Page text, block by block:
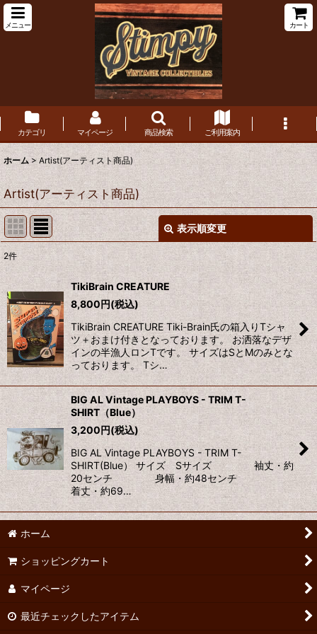
メニュー カート
カテゴリ マイページ 商品検索 ご利用案内
ホーム > Artist(アーティスト商品)
Artist(アーティスト商品)
表示順変更
表示数:
在庫あり
並び順:
絞り込む
2件
TikiBrain CREATURE
8,800円(税込)
TikiBrain CREATURE Tiki-Brain氏の箱入りTシャ
ツ＋おまけ付きとなっております。 お洒落なデザ
インの半漁人ロンTです。 サイズはSとMのみとな
っております。 Tシ…
BIG AL Vintage PLAYBOYS - TRIM T-
SHIRT（Blue）
3,200円(税込)
BIG AL Vintage PLAYBOYS - TRIM T-
SHIRT(Blue） サイズ Sサイズ 袖丈・約
20センチ 身幅・約48センチ
着丈・約69…
ホーム
ショッピングカート
マイページ
最近チェックしたアイテム